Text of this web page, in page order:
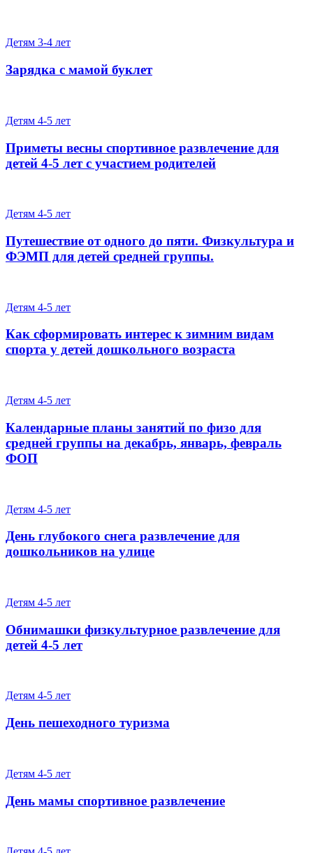
Детям 3-4 лет
Зарядка с мамой буклет
Детям 4-5 лет
Приметы весны спортивное развлечение для
детей 4-5 лет с участием родителей
Детям 4-5 лет
Путешествие от одного до пяти. Физкультура и
ФЭМП для детей средней группы.
Детям 4-5 лет
Как сформировать интерес к зимним видам
спорта у детей дошкольного возраста
Детям 4-5 лет
Календарные планы занятий по физо для
средней группы на декабрь, январь, февраль
ФОП
Детям 4-5 лет
День глубокого снега развлечение для
дошкольников на улице
Детям 4-5 лет
Обнимашки физкультурное развлечение для
детей 4-5 лет
Детям 4-5 лет
День пешеходного туризма
Детям 4-5 лет
День мамы спортивное развлечение